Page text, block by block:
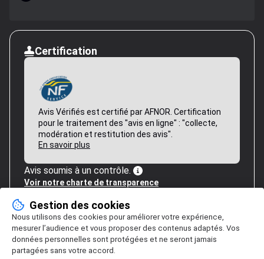
Certification
Avis Vérifiés est certifié par AFNOR. Certification
pour le traitement des "avis en ligne" : "collecte,
modération et restitution des avis".
En savoir plus
Avis soumis à un contrôle.
Voir notre charte de transparence
Gestion des cookies
Nous utilisons des cookies pour améliorer votre expérience,
mesurer l’audience et vous proposer des contenus adaptés. Vos
données personnelles sont protégées et ne seront jamais
partagées sans votre accord.